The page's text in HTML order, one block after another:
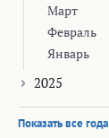
Март
Февраль
Январь
2025
Показать все года